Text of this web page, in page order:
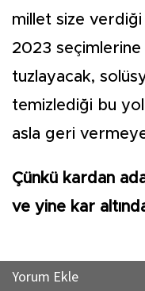
millet size verdiği
2023 seçimlerine
tuzlayacak,
temizlediği bu
asla geri
Çünkü kardan
ve yine kar
Yorum Ekle